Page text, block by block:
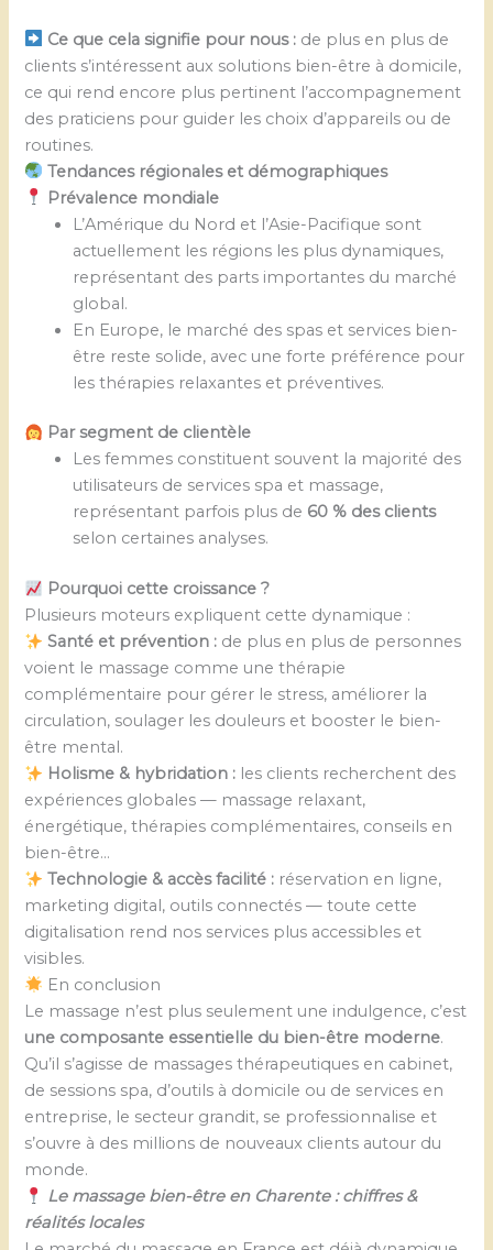
Ce que cela signifie pour nous : de plus en plus de
clients s’intéressent aux solutions bien-être à domicile,
ce qui rend encore plus pertinent l’accompagnement
des praticiens pour guider les choix d’appareils ou de
routines.
Tendances régionales et démographiques
Prévalence mondiale
L’Amérique du Nord et l’Asie-Pacifique sont
actuellement les régions les plus dynamiques,
représentant des parts importantes du marché
global.
En Europe, le marché des spas et services bien-
être reste solide, avec une forte préférence pour
les thérapies relaxantes et préventives.
Par segment de clientèle
Les femmes constituent souvent la majorité des
utilisateurs de services spa et massage,
représentant parfois plus de 60 % des clients
selon certaines analyses.
Pourquoi cette croissance ?
Plusieurs moteurs expliquent cette dynamique :
Santé et prévention : de plus en plus de personnes
voient le massage comme une thérapie
complémentaire pour gérer le stress, améliorer la
circulation, soulager les douleurs et booster le bien-
être mental.
Holisme & hybridation : les clients recherchent des
expériences globales — massage relaxant,
énergétique, thérapies complémentaires, conseils en
bien-être…
Technologie & accès facilité : réservation en ligne,
marketing digital, outils connectés — toute cette
digitalisation rend nos services plus accessibles et
visibles.
En conclusion
Le massage n’est plus seulement une indulgence, c’est
une composante essentielle du bien-être moderne.
Qu’il s’agisse de massages thérapeutiques en cabinet,
de sessions spa, d’outils à domicile ou de services en
entreprise, le secteur grandit, se professionnalise et
s’ouvre à des millions de nouveaux clients autour du
monde.
Le massage bien-être en Charente : chiffres &
réalités locales